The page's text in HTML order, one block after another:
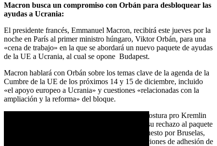
Macron busca un compromiso con Orbán para desbloquear las
ayudas a Ucrania:
El presidente francés, Emmanuel Macron, recibirá este jueves por la
noche en París al primer ministro húngaro, Viktor Orbán, para una
«cena de trabajo» en la que se abordará un nuevo paquete de ayudas
de la UE a Ucrania, al cual se opone Budapest.
Macron hablará con Orbán sobre los temas clave de la agenda de la
Cumbre de la UE de los próximos 14 y 15 de diciembre, incluido
«el apoyo europeo a Ucrania» y cuestiones «relacionadas con la
ampliación y la reforma» del bloque.
Pero Orbán será un hueso duro de roer por su postura pro Kremlin
en la guerra de Ucrania. Recientemente reiteró su rechazo al paquete
de 50.000 millones de euros para Ucrania propuesto por Bruselas,
además de su negativa a la apertura de negociaciones de adhesión de